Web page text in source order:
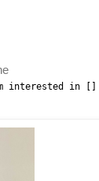
so they can